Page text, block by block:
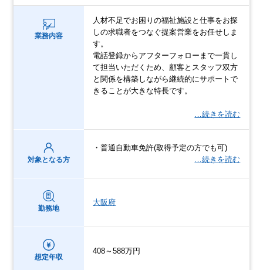
業務内容
人材不足でお困りの福祉施設と仕事をお探
しの求職者をつなぐ提案営業をお任せしま
す。
電話登録からアフターフォローまで一貫し
て担当いただくため、顧客とスタッフ双方
と関係を構築しながら継続的にサポートで
きることが大きな特長です。
…続きを読む
対象となる方
・普通自動車免許(取得予定の方でも可)
…続きを読む
勤務地
大阪府
想定年収
408～588万円